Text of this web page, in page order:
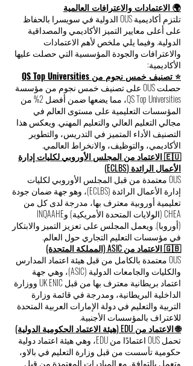
🌍 الاعتمادات والاعترافات العالمية
تلتزم أكاديمية OUS الدولية في سويسرا بالحفاظ
على أعلى معايير التميز الأكاديمي والمصداقية
الدولية. وفيما يلي ملخص لأهم الاعتمادات
والاعترافات والجودة المؤسسية التي حصلت عليها
الأكاديمية:
⭐ تصنيف خمس نجوم من QS Top Universities
حصلت OUS على تصنيف خمس نجوم من مؤسسة
QS Top Universities، مما يضعها ضمن أفضل 2% من
المؤسسات التعليمية على مستوى العالم في
مجالي التعليم العالي والتعليم المهني. ويعكس هذا
التصنيف الأداء المتميز في التدريس، والتطوير
الأكاديمي، والتوظيف، والانخراط العالمي.
🇪🇺 الاعتماد من المجلس الأوروبي لكليات إدارة
الأعمال الرائدة (ECLBS)
OUS معتمدة من قبل المجلس الأوروبي لكليات
إدارة الأعمال الرائدة (ECLBS)، وهو جهة ضمان جودة
تعليمية أوروبية معترف بها، مدرجة لدى كل من
CHEA (الولايات المتحدة الأمريكية) وINQAAHE
(أوروبا). ويعمل المجلس على تعزيز التميز والابتكار
في مؤسسات التعليم التجاري حول العالم.
🇬🇧 الاعتماد من ASIC (المملكة المتحدة)
OUS معتمدة بالكامل من قبل هيئة اعتماد المدارس
والكليات والجامعات الدولية (ASIC)، وهي جهة
اعتماد بريطانية معترف بها من قبل UK ENIC ووزارة
الداخلية البريطانية، ومدرجة في قائمة وزارة
التربية والتعليم في دولة الإمارات العربية المتحدة
للاعتراف بالمؤسسات الأجنبية.
🌐 الاعتماد من EDU (هيئة الاعتماد الحكومية الدولية)
تحمل OUS اعتمادًا من EDU، وهي هيئة اعتماد دولية
حكومية تأسست من قبل وزارة التعليم في بالاو،
وتعمل بالتوافق مع المبادرات المعتمدة من قبل